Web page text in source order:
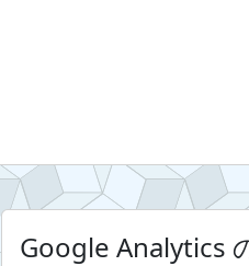
Google Analytics